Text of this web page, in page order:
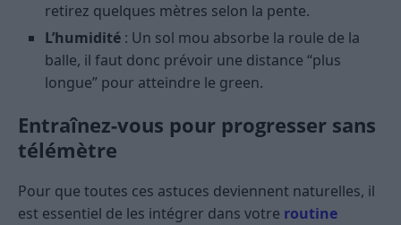
retirez quelques mètres selon la pente.
L’humidité : Un sol mou absorbe la roule de la
balle, il faut donc prévoir une distance “plus
longue” pour atteindre le green.
Entraînez-vous pour progresser sans
télémètre
Pour que toutes ces astuces deviennent naturelles, il
est essentiel de les intégrer dans votre routine